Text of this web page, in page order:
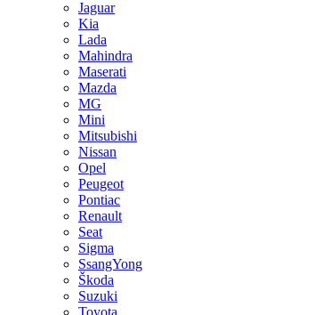
Jaguar
Kia
Lada
Mahindra
Maserati
Mazda
MG
Mini
Mitsubishi
Nissan
Opel
Peugeot
Pontiac
Renault
Seat
Sigma
SsangYong
Škoda
Suzuki
Toyota